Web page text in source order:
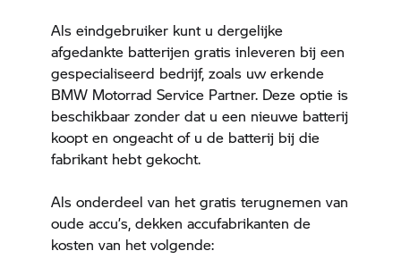
Als eindgebruiker kunt u dergelijke
afgedankte batterijen gratis inleveren bij een
gespecialiseerd bedrijf, zoals uw erkende
BMW Motorrad Service Partner. Deze optie is
beschikbaar zonder dat u een nieuwe batterij
koopt en ongeacht of u de batterij bij die
fabrikant hebt gekocht.
Als onderdeel van het gratis terugnemen van
oude accu’s, dekken accufabrikanten de
kosten van het volgende: